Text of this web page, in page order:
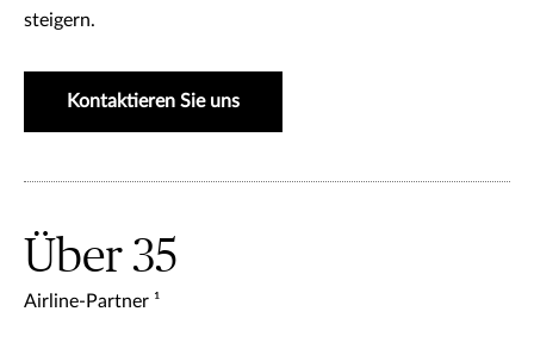
steigern.
Kontaktieren Sie uns
Über 35
Airline-Partner ¹